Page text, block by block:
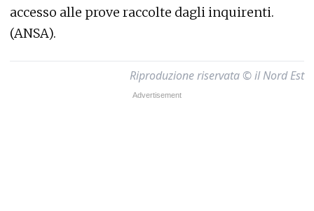
accesso alle prove raccolte dagli inquirenti.
(ANSA).
Riproduzione riservata © il Nord Est